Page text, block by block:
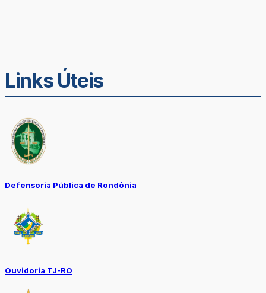
Links Úteis
Defensoria Pública de Rondônia
Ouvidoria TJ-RO